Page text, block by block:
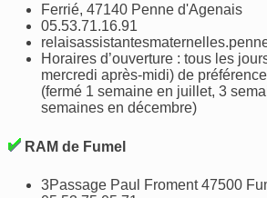
Ferrié, 47140 Penne d'Agenais
05.53.71.16.91
Horaires d’ouverture : tous les
mercredi après-midi) de
(fermé 1 semaine en juillet, 3
semaines en décembre)
RAM de Fumel
3Passage Paul Froment 47500